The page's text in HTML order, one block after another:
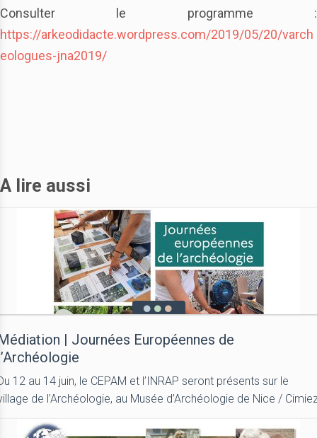
Consulter le programme :
https://arkeodidacte.wordpress.com/2019/05/20/varch
eologues-jna2019/
A lire aussi
| Journées Européennes de
12 au 14 juin, le CEPAM et l’INRAP seront présents sur le
de l’Archéologie, au Musée d’Archéologie de Nice /